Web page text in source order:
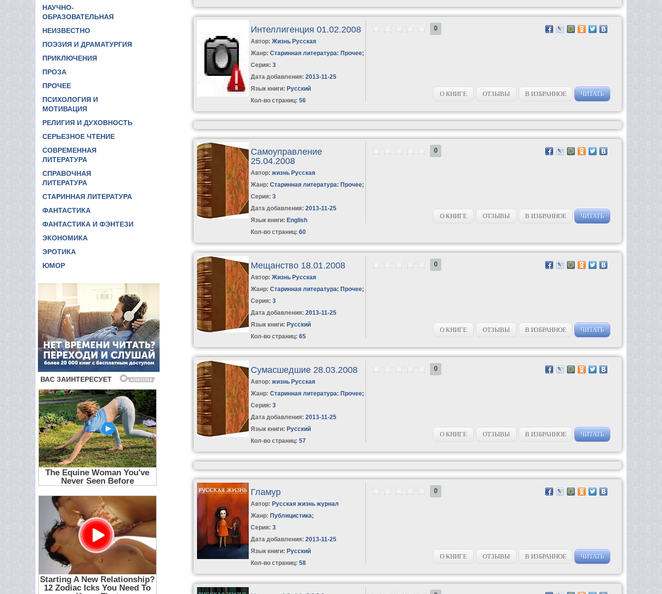
НАУЧНО-
ОБРАЗОВАТЕЛЬНАЯ
НЕИЗВЕСТНО
ПОЭЗИЯ И ДРАМАТУРГИЯ
ПРИКЛЮЧЕНИЯ
ПРОЗА
ПРОЧЕЕ
ПСИХОЛОГИЯ И
МОТИВАЦИЯ
РЕЛИГИЯ И ДУХОВНОСТЬ
СЕРЬЕЗНОЕ ЧТЕНИЕ
СОВРЕМЕННАЯ
ЛИТЕРАТУРА
СПРАВОЧНАЯ
ЛИТЕРАТУРА
СТАРИННАЯ ЛИТЕРАТУРА
ФАНТАСТИКА
ФАНТАСТИКА И ФЭНТЕЗИ
ЭКОНОМИКА
ЭРОТИКА
ЮМОР
Интеллигенция 01.02.2008
Автор:Жизнь Русская
Жанр: Старинная литература: Прочее;
Серия:3
Дата добавления: 2013-11-25
Язык книги: Русский
Кол-во страниц: 56
0
О КНИГЕ ОТЗЫВЫ В ИЗБРАННОЕ ЧИТАТЬ
Самоуправление
25.04.2008
Автор:жизнь Русская
Жанр: Старинная литература: Прочее;
Серия:3
Дата добавления: 2013-11-25
Язык книги: English
Кол-во страниц: 60
0
О КНИГЕ ОТЗЫВЫ В ИЗБРАННОЕ ЧИТАТЬ
Мещанство 18.01.2008
Автор:Жизнь Русская
Жанр: Старинная литература: Прочее;
Серия:3
Дата добавления: 2013-11-25
Язык книги: Русский
Кол-во страниц: 65
0
О КНИГЕ ОТЗЫВЫ В ИЗБРАННОЕ ЧИТАТЬ
Сумасшедшие 28.03.2008
Автор:жизнь Русская
Жанр: Старинная литература: Прочее;
Серия:3
Дата добавления: 2013-11-25
Язык книги: Русский
Кол-во страниц: 57
0
О КНИГЕ ОТЗЫВЫ В ИЗБРАННОЕ ЧИТАТЬ
Гламур
Автор: Русская жизнь журнал
Жанр: Публицистика;
Серия:3
Дата добавления: 2013-11-25
Язык книги: Русский
Кол-во страниц: 58
0
О КНИГЕ ОТЗЫВЫ В ИЗБРАННОЕ ЧИТАТЬ